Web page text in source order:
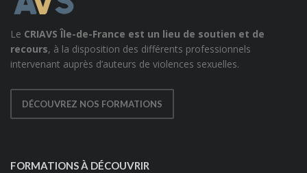
Le CRIAVS Île-de-France est un lieu de soutien et de
recours, à la disposition des différents professionnels
intervenant auprès d’auteurs de violences sexuelles.
DÉCOUVREZ NOS FORMATIONS
FORMATIONS À DÉCOUVRIR